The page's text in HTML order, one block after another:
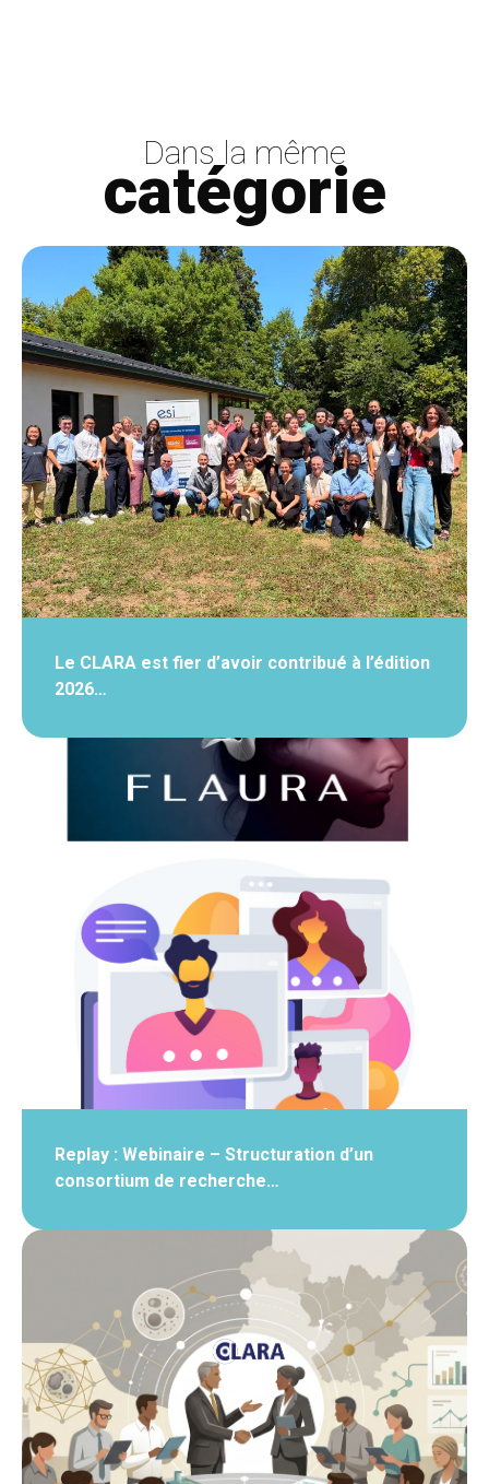
Dans la même
catégorie
Le CLARA est fier d’avoir contribué à l’édition
2026…
Replay : Webinaire – Structuration d’un
consortium de recherche…